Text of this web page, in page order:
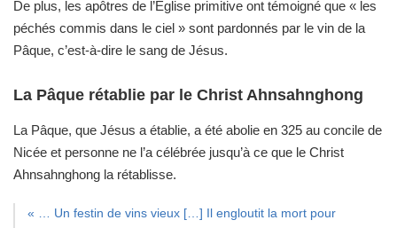
De plus, les apôtres de l’Église primitive ont témoigné que « les
péchés commis dans le ciel » sont pardonnés par le vin de la
Pâque, c’est-à-dire le sang de Jésus.
La Pâque rétablie par le Christ Ahnsahnghong
La Pâque, que Jésus a établie, a été abolie en 325 au concile de
Nicée et personne ne l’a célébrée jusqu’à ce que le Christ
Ahnsahnghong la rétablisse.
« … Un festin de vins vieux […] Il engloutit la mort pour